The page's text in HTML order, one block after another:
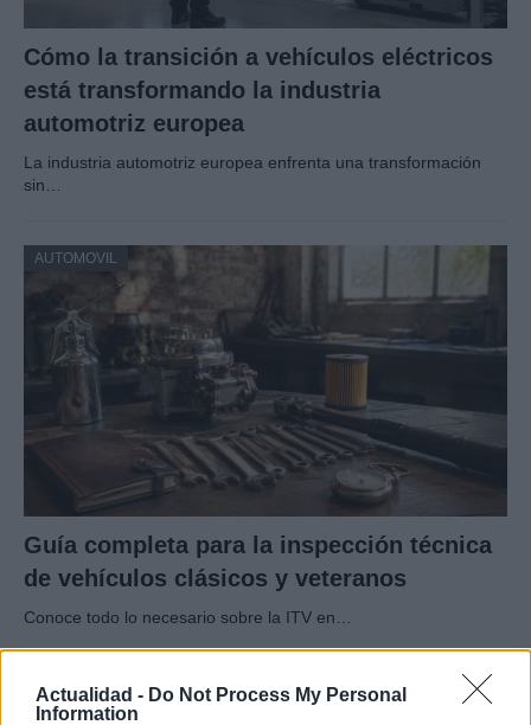
Actualidad - Do Not Process My Personal
Information
Cómo la transición a vehículos eléctricos
está transformando la industria
automotriz europea
La industria automotriz europea enfrenta una transformación
sin…
AUTOMOVIL
Guía completa para la inspección técnica
de vehículos clásicos y veteranos
Conoce todo lo necesario sobre la ITV en…
AUTOMOVIL